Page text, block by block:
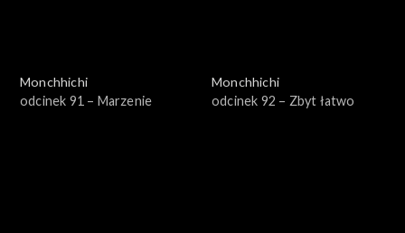
Monchhichi
odcinek 91 – Marzenie
Monchhichi
odcinek 92 – Zbyt łatwo